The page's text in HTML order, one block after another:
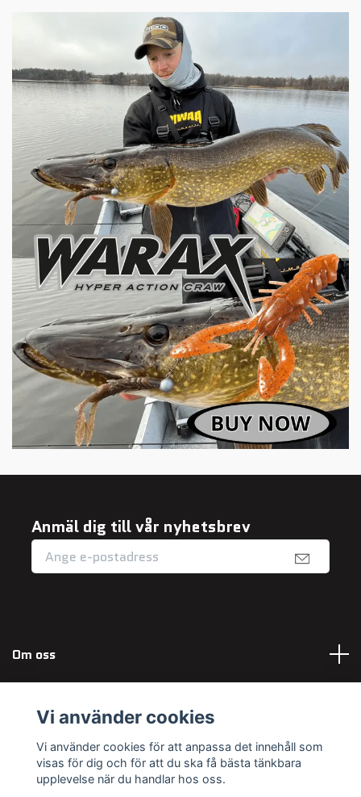
Anmäl dig till vår nyhetsbrev
Om oss
Sociala medier
Vi använder cookies
Vi använder cookies för att anpassa det innehåll som
visas för dig och för att du ska få bästa tänkbara
upplevelse när du handlar hos oss.